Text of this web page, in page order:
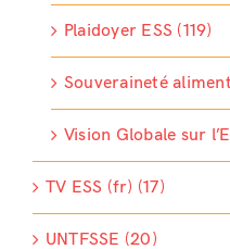
Plaidoyer ESS (119)
Souveraineté
Vision Globale sur
TV ESS (fr) (17)
UNTFSSE (20)